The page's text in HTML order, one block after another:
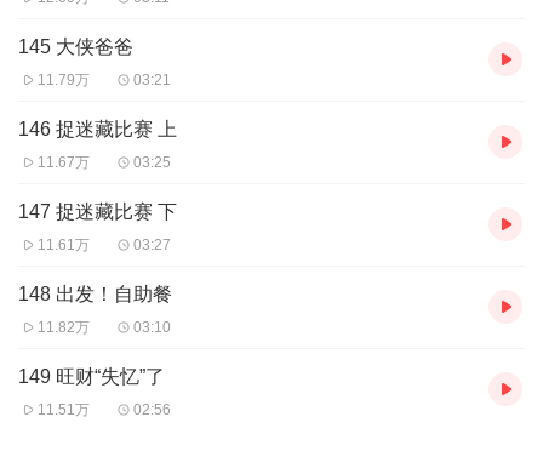
145 大侠爸爸
11.79万 03:21
146 捉迷藏比赛 上
11.67万 03:25
147 捉迷藏比赛 下
11.61万 03:27
148 出发！自助餐
11.82万 03:10
149 旺财“失忆”了
11.51万 02:56